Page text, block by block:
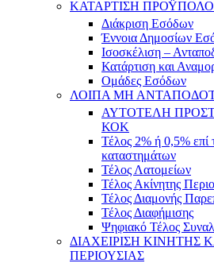
ΚΑΤΑΡΤΙΣΗ
Διάκριση Εσόδων
Έννοια Δημοσίων
Ισοσκέλιση –
Κατάρτιση και
Ομάδες Εσόδων
ΛΟΙΠΑ ΜΗ
ΑΥΤΟΤΕΛΗ
ΚΟΚ
Τέλος 2% ή 0,5%
καταστημάτων
Τέλος Λατομείων
Τέλος Ακίνητης
Τέλος Διαμονής
Τέλος Διαφήμισης
Ψηφιακό Τέλος
ΔΙΑΧΕΙΡΙΣΗ ΚΙΝΗΤΗΣ
ΠΕΡΙΟΥΣΙΑΣ